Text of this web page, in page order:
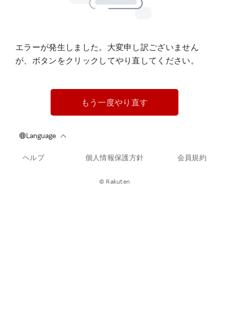
エラーが発生しました。大変申し訳ございません
が、ボタンをクリックしてやり直してください。
もう一度やり直す
ヘルプ 個人情報保護方針 会員規約
© Rakuten